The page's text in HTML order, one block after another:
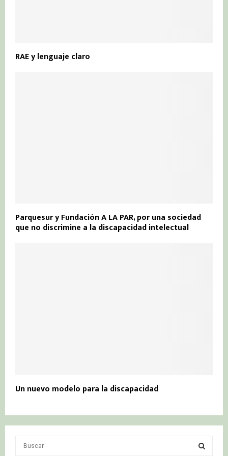
RAE y lenguaje claro
Parquesur y Fundación A LA PAR, por una sociedad
que no discrimine a la discapacidad intelectual
Un nuevo modelo para la discapacidad